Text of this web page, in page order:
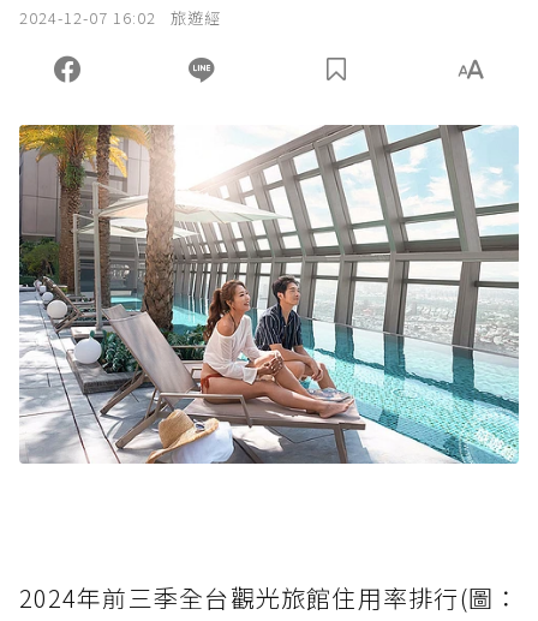
2024-12-07 16:02 旅遊經
2024年前三季全台觀光旅館住用率排行(圖：